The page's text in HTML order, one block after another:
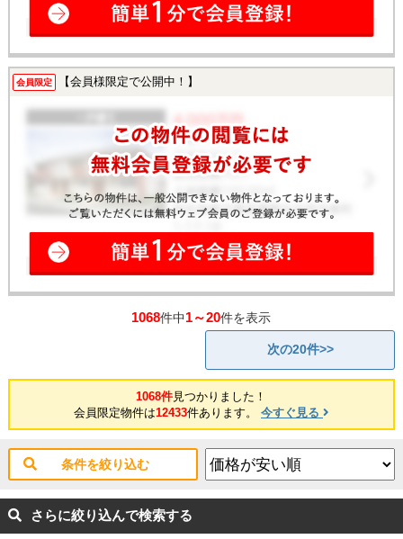
会員限定 【会員様限定で公開中！】
1068件中1～20件を表示
次の20件>>
1068件見つかりました！
会員限定物件は12433件あります。 今すぐ見る
条件を絞り込む
さらに絞り込んで検索する